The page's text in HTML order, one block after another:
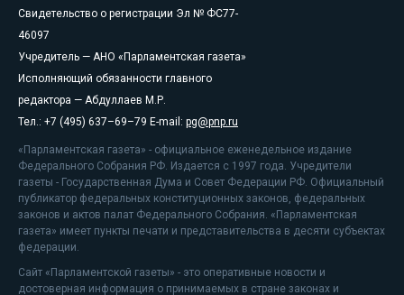
Свидетельство о регистрации Эл № ФС77-
46097
Учредитель — АНО «Парламентская газета»
Исполняющий обязанности главного
редактора — Абдуллаев М.Р.
Тел.: +7 (495) 637–69–79 E-mail: pg@pnp.ru
«Парламентская газета» - официальное еженедельное издание
Федерального Собрания РФ. Издается с 1997 года. Учредители
газеты - Государственная Дума и Совет Федерации РФ. Официальный
публикатор федеральных конституционных законов, федеральных
законов и актов палат Федерального Собрания. «Парламентская
газета» имеет пункты печати и представительства в десяти субъектах
федерации.
Сайт «Парламентской газеты» - это оперативные новости и
достоверная информация о принимаемых в стране законах и